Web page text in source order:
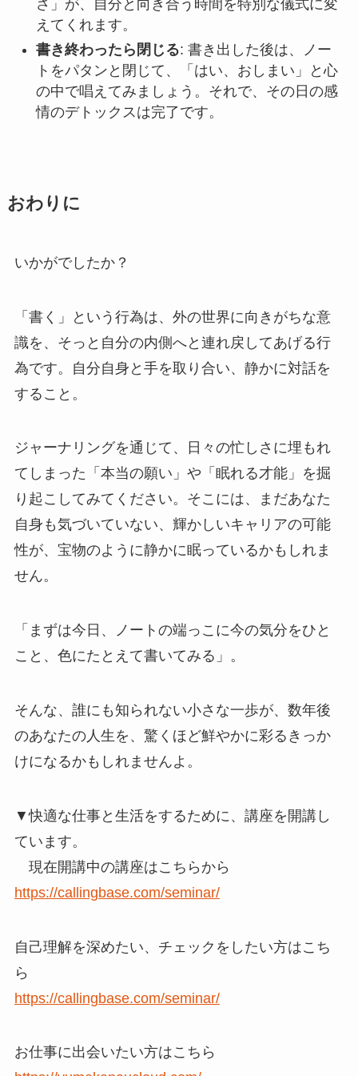
さ」が、自分と向き合う時間を特別な儀式に変
えてくれます。
書き終わったら閉じる: 書き出した後は、ノー
トをパタンと閉じて、「はい、おしまい」と心
の中で唱えてみましょう。それで、その日の感
情のデトックスは完了です。
おわりに
いかがでしたか？
「書く」という行為は、外の世界に向きがちな意
識を、そっと自分の内側へと連れ戻してあげる行
為です。自分自身と手を取り合い、静かに対話を
すること。
ジャーナリングを通じて、日々の忙しさに埋もれ
てしまった「本当の願い」や「眠れる才能」を掘
り起こしてみてください。そこには、まだあなた
自身も気づいていない、輝かしいキャリアの可能
性が、宝物のように静かに眠っているかもしれま
せん。
「まずは今日、ノートの端っこに今の気分をひと
こと、色にたとえて書いてみる」。
そんな、誰にも知られない小さな一歩が、数年後
のあなたの人生を、驚くほど鮮やかに彩るきっか
けになるかもしれませんよ。
▼快適な仕事と生活をするために、講座を開講し
ています。
現在開講中の講座はこちらから
https://callingbase.com/seminar/
自己理解を深めたい、チェックをしたい方はこち
ら
https://callingbase.com/seminar/
お仕事に出会いたい方はこちら